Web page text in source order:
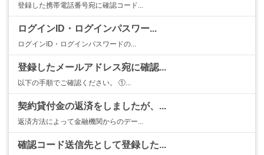
登録した携帯電話番号宛に確認コード...
ログインID・ログインパスワー...
ログインID・ログインパスワードの...
登録したメールアドレス宛に確認...
以下の手順でご確認ください。 ①...
契約貸付金の返済をしましたが、...
返済方法によって金融機関からのデー...
確認コード送信先として登録した...